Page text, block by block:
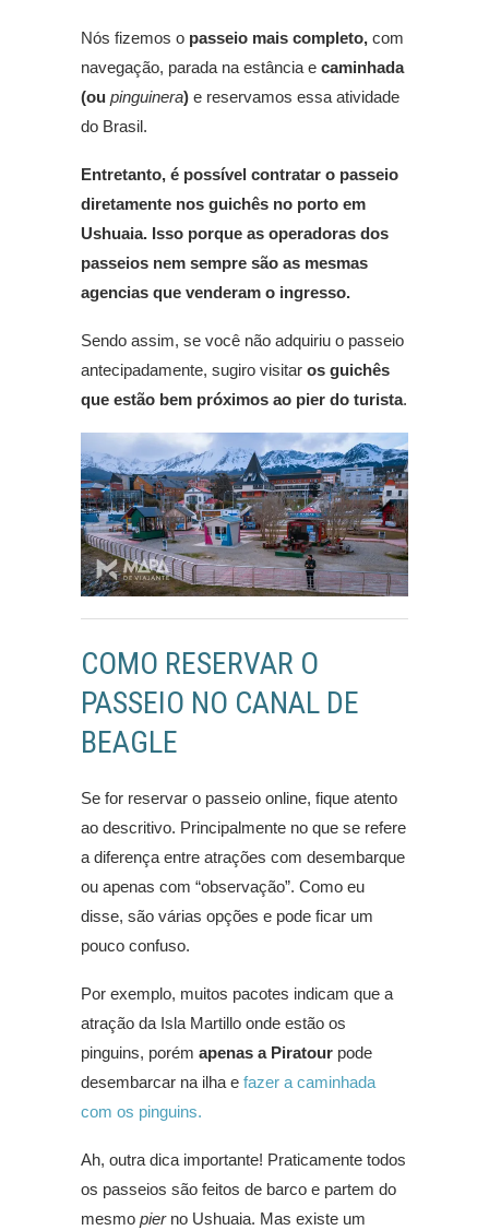
Nós fizemos o passeio mais completo, com
navegação, parada na estância e caminhada
(ou pinguinera) e reservamos essa atividade
do Brasil.
Entretanto, é possível contratar o passeio
diretamente nos guichês no porto em
Ushuaia. Isso porque as operadoras dos
passeios nem sempre são as mesmas
agencias que venderam o ingresso.
Sendo assim, se você não adquiriu o passeio
antecipadamente, sugiro visitar os guichês
que estão bem próximos ao pier do turista.
COMO RESERVAR O
PASSEIO NO CANAL DE
BEAGLE
Se for reservar o passeio online, fique atento
ao descritivo. Principalmente no que se refere
a diferença entre atrações com desembarque
ou apenas com “observação”. Como eu
disse, são várias opções e pode ficar um
pouco confuso.
Por exemplo, muitos pacotes indicam que a
atração da Isla Martillo onde estão os
pinguins, porém apenas a Piratour pode
desembarcar na ilha e fazer a caminhada
com os pinguins.
Ah, outra dica importante! Praticamente todos
os passeios são feitos de barco e partem do
mesmo pierno Ushuaia. Mas existe um